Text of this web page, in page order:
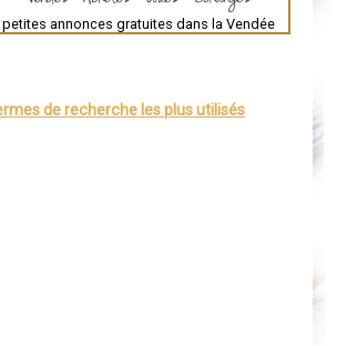
petites annonces gratuites dans la Vendée
de recherche les plus utilisés